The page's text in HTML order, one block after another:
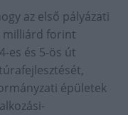
az első pályázati
milliárd forint
es és 5-ös út
épületek